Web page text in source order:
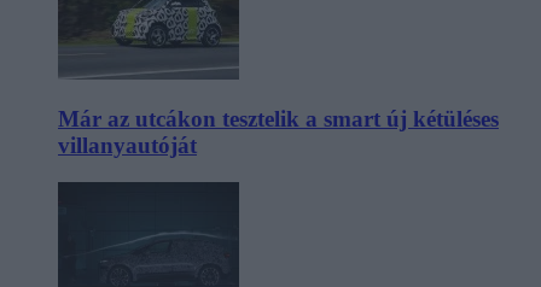
Már az utcákon tesztelik a smart új kétüléses
villanyautóját